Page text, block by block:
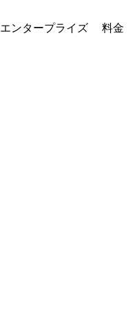
エンタープライズ 料金